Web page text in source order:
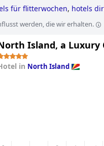
für flitterwochen, hotels
werden, die wir erhalten.
Island, a Luxury
in North Island